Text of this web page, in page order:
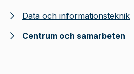
Data och informationsteknik
Centrum och samarbeten